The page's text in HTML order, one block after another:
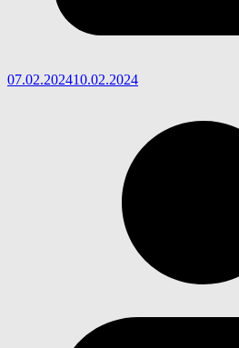
07.02.202410.02.2024